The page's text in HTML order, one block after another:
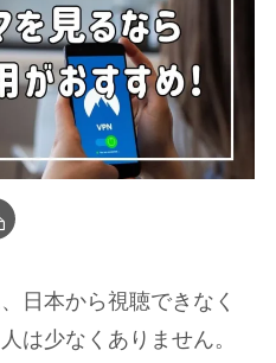
日本から視聴できなく
は少なくありません。